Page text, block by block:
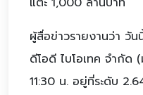
ผู้สื่อข่าวรายงานว่า วั
ดีโอดี ไบโอเทค จำกัด
11:30 น. อยู่ที่ระดับ